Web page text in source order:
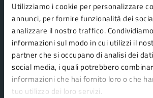
Utilizziamo i cookie per personalizzare
annunci, per fornire funzionalità dei
analizzare il nostro traffico.
informazioni sul modo in cui utilizzi il
partner che si occupano di analisi dei
social media, i quali potrebbero
informazioni che hai fornito loro o che
tuo utilizzo dei loro servizi.
AMMINISTRAZIONE
Organi di governo
Aree amministrative
Uffici
Enti e fondazioni